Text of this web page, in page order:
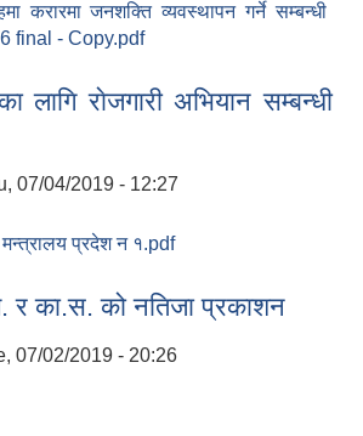
करारमा जनशक्ति व्यवस्थापन गर्ने सम्बन्धी
final - Copy.pdf
।
लागि राेजगारी अभियान सम्बन्धी
07/04/2019 - 12:27
प्रदेश न १.pdf
का.स. को नतिजा प्रकाशन
07/02/2019 - 20:26